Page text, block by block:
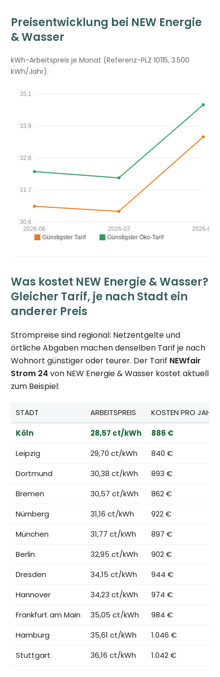
Preisentwicklung bei NEW Energie
& Wasser
kWh-Arbeitspreis je Monat (Referenz-PLZ 10115, 3.500
kWh/Jahr).
Was kostet NEW Energie & Wasser?
Gleicher Tarif, je nach Stadt ein
anderer Preis
Strompreise sind regional: Netzentgelte und
örtliche Abgaben machen denselben Tarif je nach
Wohnort günstiger oder teurer. Der Tarif NEWfair
Strom 24 von NEW Energie & Wasser kostet aktuell
zum Beispiel:
STADT ARBEITSPREIS
KOSTEN PRO JAHR*
Köln
28,57 ct/kWh
886 €
Leipzig
29,70 ct/kWh
840 €
Dortmund
30,38 ct/kWh
893 €
Bremen
30,57 ct/kWh
862 €
Nürnberg
31,16 ct/kWh
922 €
München
31,77 ct/kWh
897 €
Berlin
32,95 ct/kWh
902 €
Dresden
34,15 ct/kWh
944 €
Hannover
34,23 ct/kWh
974 €
Frankfurt am Main
35,05 ct/kWh
984 €
Hamburg
35,61 ct/kWh
1.046 €
Stuttgart
36,16 ct/kWh 1.042 €